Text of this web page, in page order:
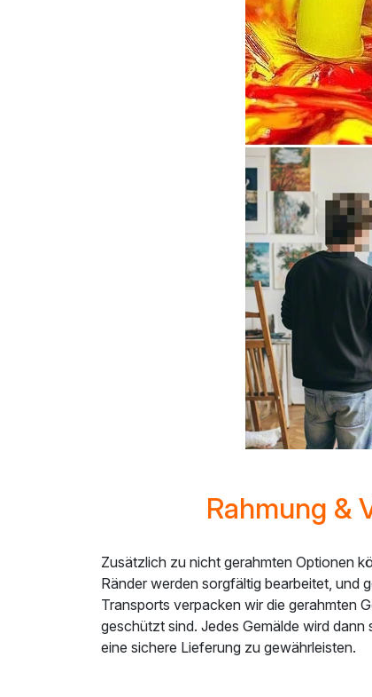
Rahmung &
Zusätzlich zu nicht gerahmten Optionen
Ränder werden sorgfältig bearbeitet, und
Transports verpacken wir die gerahmten
geschützt sind. Jedes Gemälde wird
eine sichere Lieferung zu gewährleisten.